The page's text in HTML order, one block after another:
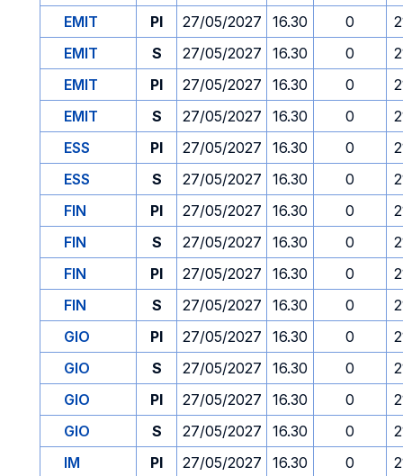
EMIT
PI 27/05/2027 16.30 0
EMIT
S 27/05/2027 16.30 0
EMIT
PI 27/05/2027 16.30 0
EMIT
S 27/05/2027 16.30 0
ESS
PI 27/05/2027 16.30 0
ESS
S 27/05/2027 16.30 0
FIN
PI 27/05/2027 16.30 0
FIN
S 27/05/2027 16.30 0
FIN
PI 27/05/2027 16.30 0
FIN
S 27/05/2027 16.30 0
GIO
PI 27/05/2027 16.30 0
GIO
S 27/05/2027 16.30 0
GIO
PI 27/05/2027 16.30 0
GIO
S 27/05/2027 16.30 0
IM
PI 27/05/2027 16.30 0